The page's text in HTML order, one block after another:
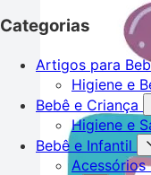
Categorias
Artigos para
Higiene e
Bebê e Criança
Higiene e
Bebê e Infantil